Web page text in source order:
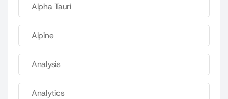
Alpha Tauri
Alpine
Analysis
Analytics